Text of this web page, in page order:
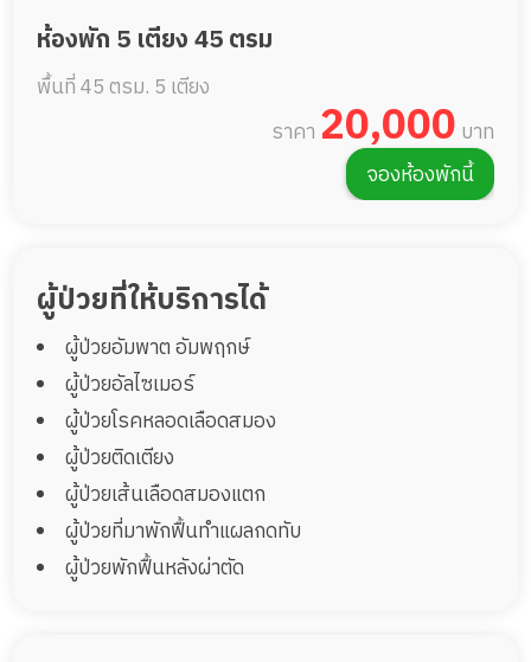
ห้องพัก 5 เตียง 45 ตรม
พื้นที่ 45 ตรม. 5 เตียง
ราคา 20,000 บาท
จองห้องพักนี้
ผู้ป่วยที่ให้บริการได้
ผู้ป่วยอัมพาต อัมพฤกษ์
ผู้ป่วยอัลไซเมอร์
ผู้ป่วยโรคหลอดเลือดสมอง
ผู้ป่วยติดเตียง
ผู้ป่วยเส้นเลือดสมองแตก
ผู้ป่วยที่มาพักฟื้นทำแผลกดทับ
ผู้ป่วยพักฟื้นหลังผ่าตัด